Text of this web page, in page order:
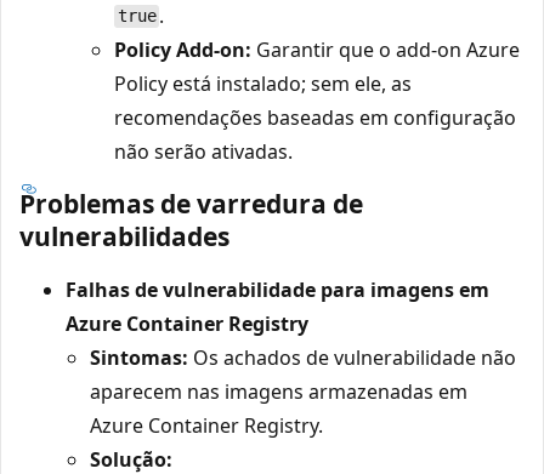
true .
Policy Add-on: Garantir que o add-on Azure
Policy está instalado; sem ele, as
recomendações baseadas em configuração
não serão ativadas.
Problemas de varredura de
vulnerabilidades
Falhas de vulnerabilidade para imagens em
Azure Container Registry
Sintomas: Os achados de vulnerabilidade não
aparecem nas imagens armazenadas em
Azure Container Registry.
Solução: